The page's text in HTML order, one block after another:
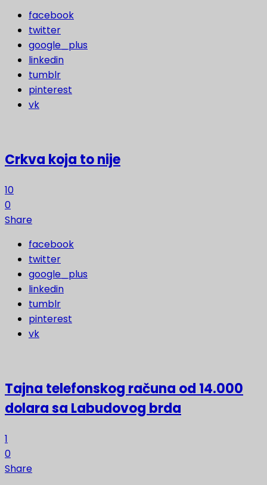
facebook
twitter
google_plus
linkedin
tumblr
pinterest
vk
Crkva koja to nije
10
0
Share
facebook
twitter
google_plus
linkedin
tumblr
pinterest
vk
Tajna telefonskog računa od 14.000
dolara sa Labudovog brda
1
0
Share